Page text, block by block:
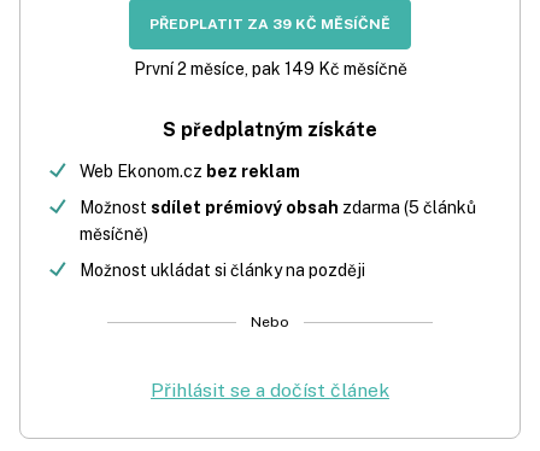
PŘEDPLATIT ZA 39 KČ MĚSÍČNĚ
První 2 měsíce, pak 149 Kč měsíčně
S předplatným získáte
Web Ekonom.cz bez reklam
Možnost sdílet prémiový obsah zdarma (5 článků
měsíčně)
Možnost ukládat si články na později
Nebo
Přihlásit se a dočíst článek